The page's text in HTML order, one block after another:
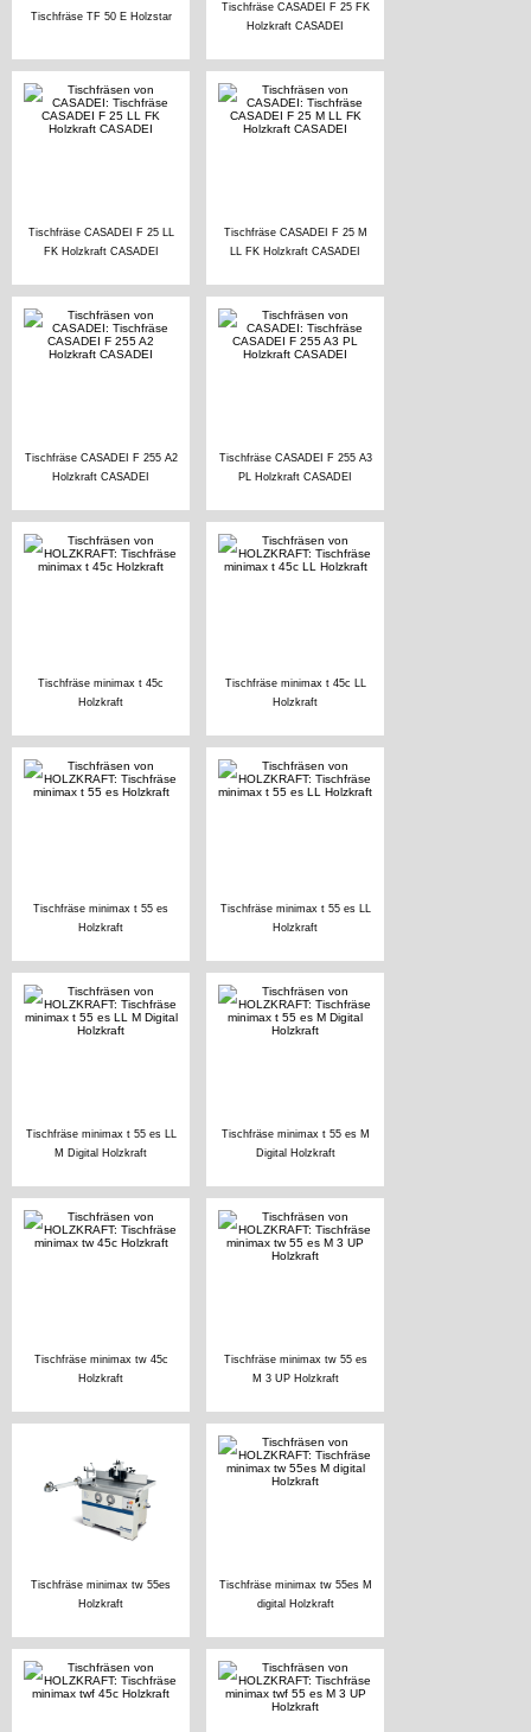
Tischfräse TF 50 E Holzstar
Tischfräse CASADEI F 25 FK
Holzkraft CASADEI
Tischfräse CASADEI F 25 LL
FK Holzkraft CASADEI
Tischfräse CASADEI F 25 M
LL FK Holzkraft CASADEI
Tischfräse CASADEI F 255 A2
Holzkraft CASADEI
Tischfräse CASADEI F 255 A3
PL Holzkraft CASADEI
Tischfräse minimax t 45c
Holzkraft
Tischfräse minimax t 45c LL
Holzkraft
Tischfräse minimax t 55 es
Holzkraft
Tischfräse minimax t 55 es LL
Holzkraft
Tischfräse minimax t 55 es LL
M Digital Holzkraft
Tischfräse minimax t 55 es M
Digital Holzkraft
Tischfräse minimax tw 45c
Holzkraft
Tischfräse minimax tw 55 es
M 3 UP Holzkraft
Tischfräse minimax tw 55es
Holzkraft
Tischfräse minimax tw 55es M
digital Holzkraft